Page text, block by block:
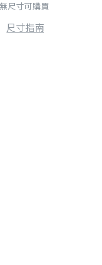
尺寸可購買
尺寸指南